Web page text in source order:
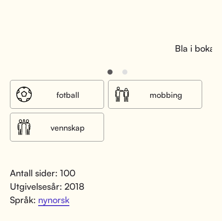
Bla i boka
fotball mobbing
vennskap
Antall sider: 100
Utgivelsesår: 2018
Språk: nynorsk